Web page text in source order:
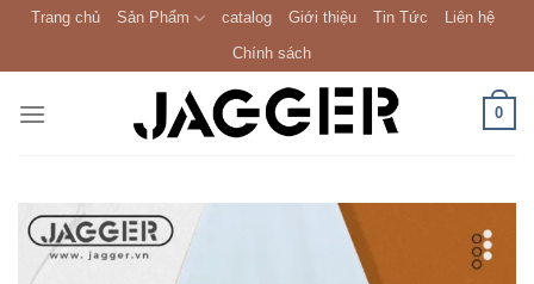
Skip
content
Trang chủ Sản Phẩm catalog Giới thiệu Tin Tức
Liên hệ
Chính sách
0